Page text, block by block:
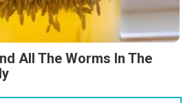
All The Worms In The